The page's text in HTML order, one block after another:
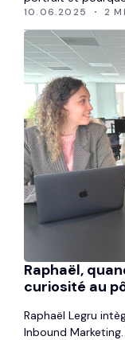
10.06.2025 2
Raphaël,
curiosité au
Raphaël Legru
Inbound